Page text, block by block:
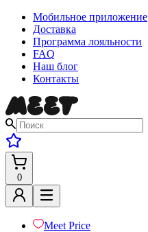
Мобильное приложение
Доставка
Программа лояльности
FAQ
Наш блог
Контакты
0
Meet Price